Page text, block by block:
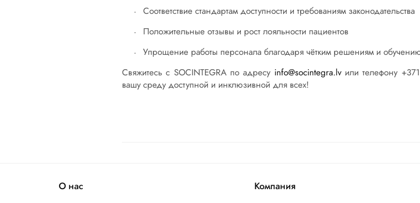
- Соответствие стандартам доступности и требованиям законодательства
- Положительные отзывы и рост лояльности пациентов
-
Упрощение работы персонала благодаря чётким решениям и
Свяжитесь с SOCINTEGRA по адресу info@socintegra.lvили телефону
вашу среду доступной и инклюзивной для всех!
О нас Компания